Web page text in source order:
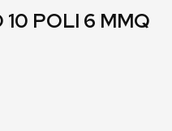
POLI 6 MMQ